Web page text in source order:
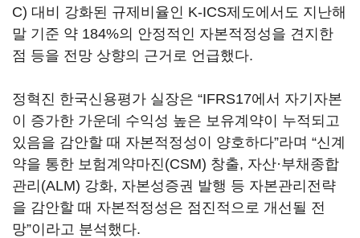
C) 대비 강화된 규제비율인 K-ICS제도에서도 지난해
말 기준 약 184%의 안정적인 자본적정성을 견지한
점 등을 전망 상향의 근거로 언급했다.
정혁진 한국신용평가 실장은 “IFRS17에서 자기자본
이 증가한 가운데 수익성 높은 보유계약이 누적되고
있음을 감안할 때 자본적정성이 양호하다”라며 “신계
약을 통한 보험계약마진(CSM) 창출, 자산·부채종합
관리(ALM) 강화, 자본성증권 발행 등 자본관리전략
을 감안할 때 자본적정성은 점진적으로 개선될 전
망”이라고 분석했다.